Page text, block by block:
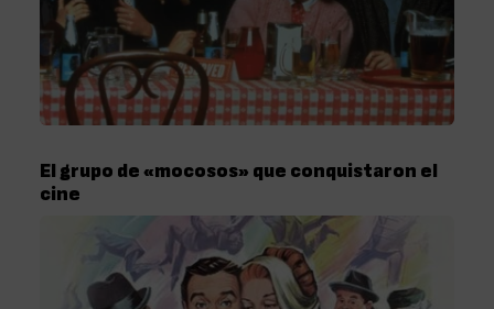
El grupo de «mocosos» que conquistaron el
cine